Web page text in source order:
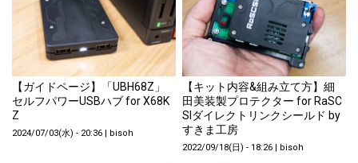
【ガイドページ】「UBH68Z」
セルフパワーUSBハブ for X68K
Z
2024/07/03(水) - 20:36 | bisoh
【キット内容&組み立て方】細
田美装製プロテクター for RaSC
SIダイレクトリンクシールド by
すきま工房
2022/09/18(日) - 18:26 | bisoh